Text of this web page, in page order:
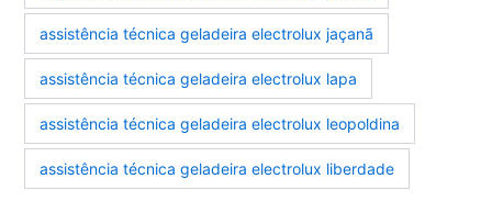
assistência técnica geladeira electrolux jaçanã
assistência técnica geladeira electrolux lapa
assistência técnica geladeira electrolux leopoldina
assistência técnica geladeira electrolux liberdade